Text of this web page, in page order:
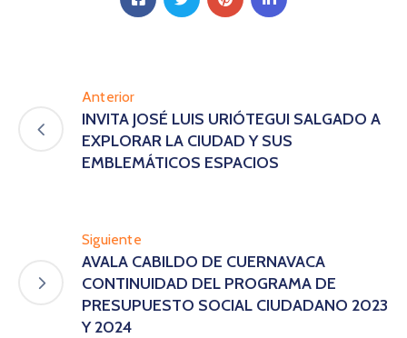
Anterior
INVITA JOSÉ LUIS URIÓTEGUI SALGADO A
EXPLORAR LA CIUDAD Y SUS
EMBLEMÁTICOS ESPACIOS
Siguiente
AVALA CABILDO DE CUERNAVACA
CONTINUIDAD DEL PROGRAMA DE
PRESUPUESTO SOCIAL CIUDADANO 2023
Y 2024